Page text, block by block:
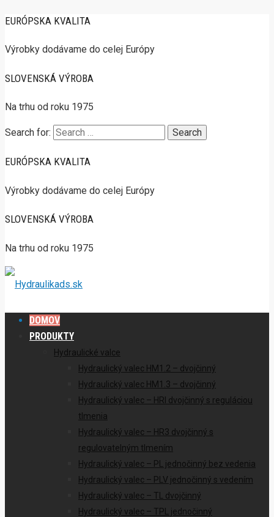
EURÓPSKA KVALITA
Výrobky dodávame do celej Európy
SLOVENSKÁ VÝROBA
Na trhu od roku 1975
Search for:
EURÓPSKA KVALITA
Výrobky dodávame do celej Európy
SLOVENSKÁ VÝROBA
Na trhu od roku 1975
DOMOV
PRODUKTY
Hydraulické valce
Hydraulický valec HM1.2 – dvojčinný
Hydraulický valec HM1.3 – dvojčinný
Hydraulický valec – HRI dvojčinný s reguláciou
tlmenia
Hydraulický valec – HR3 dvojčinný s
regulovatelným tlmením
Hydraulický valec – PL jednočinný bez vedenia
Hydraulický valec – PLV jednočinný s vedením
Hydraulický valec – TL dvojčinný
Hydraulický valec – TPL jednočinný